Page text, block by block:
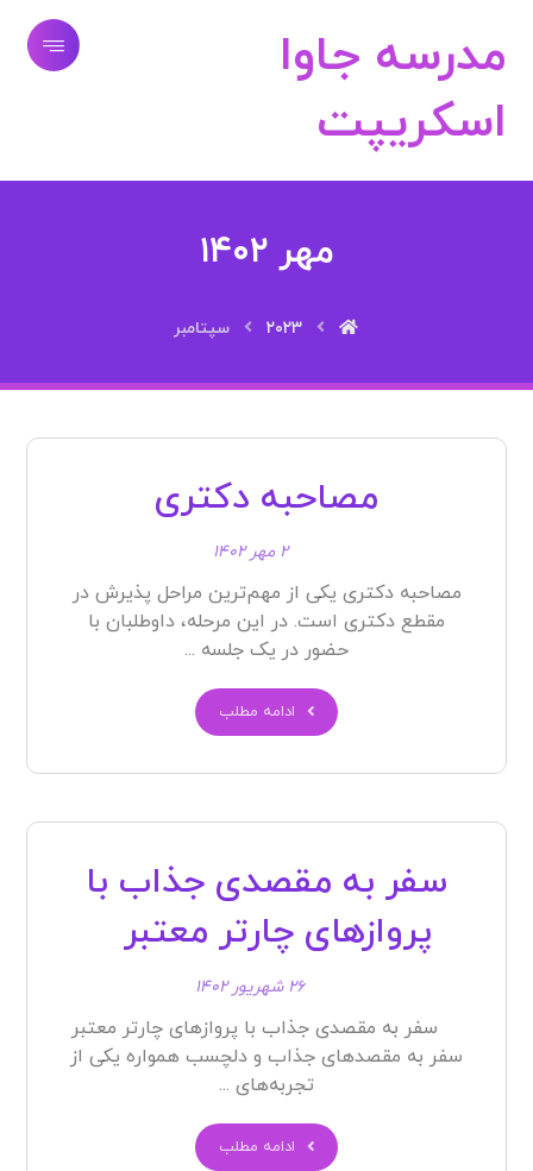
مدرسه جاوا
اسکریپت
مهر ۱۴۰۲
۲۰۲۳ سپتامبر
مصاحبه دکتری
۲ مهر ۱۴۰۲
مصاحبه دکتری یکی از مهم‌ترین مراحل پذیرش در
مقطع دکتری است. در این مرحله، داوطلبان با
حضور در یک جلسه ...
ادامه مطلب
سفر به مقصدی جذاب با
پروازهای چارتر معتبر
۲۶ شهریور ۱۴۰۲
سفر به مقصدی جذاب با پروازهای چارتر معتبر
سفر به مقصد‌های جذاب و دلچسب همواره یکی از
تجربه‌های ...
ادامه مطلب